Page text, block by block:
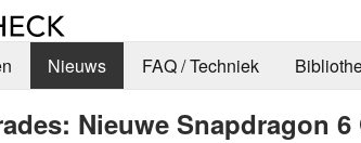
Nieuws FAQ / Techniek
Nieuwe Snapdragon 6